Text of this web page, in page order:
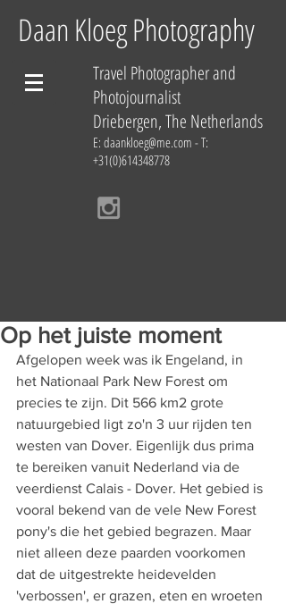
Daan Kloeg Photography
Travel Photographer and
Photojournalist
Driebergen, The Netherlands
E: daankloeg@me.com - T:
+31(0)614348778
Op het juiste moment
Afgelopen week was ik Engeland, in
het Nationaal Park New Forest om
precies te zijn. Dit 566 km2 grote
natuurgebied ligt zo'n 3 uur rijden ten
westen van Dover. Eigenlijk dus prima
te bereiken vanuit Nederland via de
veerdienst Calais - Dover. Het gebied is
vooral bekend van de vele New Forest
pony's die het gebied begrazen. Maar
niet alleen deze paarden voorkomen
dat de uitgestrekte heidevelden
'verbossen', er grazen, eten en wroeten